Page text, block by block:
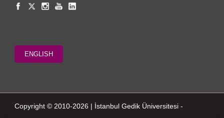
ENGLISH
Copyright © 2010-2026 | İstanbul Gedik Üniversitesi -